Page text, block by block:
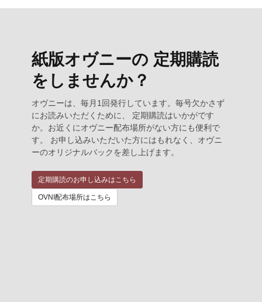
紙版オヴニーの 定期購読
をしませんか？
オヴニーは、毎月1回発行しています。毎号欠かさず
にお読みいただくために、 定期購読はいかがです
か。お近くにオヴニー配布場所がない方にも便利で
す。 お申し込みいただいた方にはもれなく、オヴニ
ーのオリジナルバックを差し上げます。
定期購読のお申し込みはこちら
OVNI配布場所はこちら